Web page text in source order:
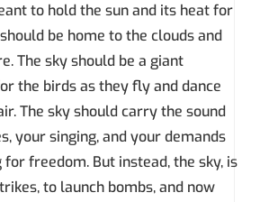
to hold the sun and its heat for
be home to the clouds and
The sky should be a giant
the birds as they fly and dance
The sky should carry the sound
your singing, and your demands
for freedom. But instead, the sky, is
to launch bombs, and now